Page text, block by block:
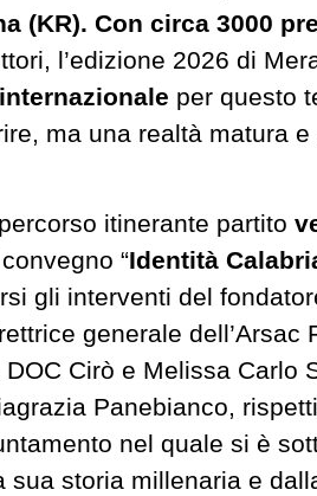
(KR). Con circa 3000
l’edizione 2026 di
per questo
ma una realtà matura e
itinerante partito
“Identità
gli interventi del
generale dell’Arsac
Cirò e Melissa Carlo
Panebianco,
nel quale si è
sua storia millenaria e